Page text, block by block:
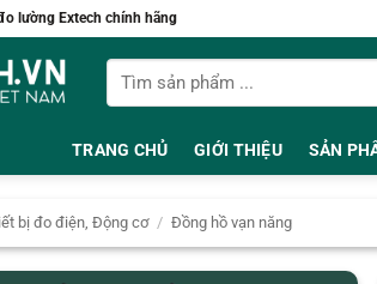
lường Extech chính hãng
Tìm
kiếm:
TRANG CHỦ GIỚI THIỆU SẢN
bị đo điện, Động cơ / Đồng hồ vạn năng